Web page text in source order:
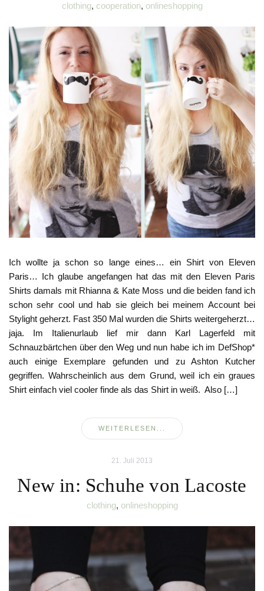
clothing, cooperation, onlineshopping
Ich wollte ja schon so lange eines… ein Shirt von Eleven
Paris… Ich glaube angefangen hat das mit den Eleven Paris
Shirts damals mit Rhianna & Kate Moss und die beiden fand ich
schon sehr cool und hab sie gleich bei meinem Account bei
Stylight geherzt. Fast 350 Mal wurden die Shirts weitergeherzt…
jaja. Im Italienurlaub lief mir dann Karl Lagerfeld mit
Schnauzbärtchen über den Weg und nun habe ich im DefShop*
auch einige Exemplare gefunden und zu Ashton Kutcher
gegriffen. Wahrscheinlich aus dem Grund, weil ich ein graues
Shirt einfach viel cooler finde als das Shirt in weiß. Also […]
WEITERLESEN...
21. Juli 2013
New in: Schuhe von Lacoste
clothing, onlineshopping